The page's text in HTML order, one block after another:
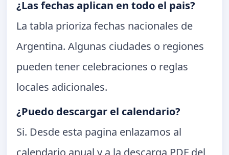
¿Las fechas aplican en todo el pais?
La tabla prioriza fechas nacionales de
Argentina. Algunas ciudades o regiones
pueden tener celebraciones o reglas
locales adicionales.
¿Puedo descargar el calendario?
Si. Desde esta pagina enlazamos al
calendario anual y a la descarga PDF del